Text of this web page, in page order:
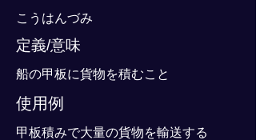
こうはんづみ
定義/意味
船の甲板に貨物を積むこと
使用例
甲板積みで大量の貨物を輸送する